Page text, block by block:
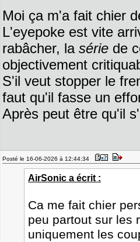
Moi ça m'a fait chier
L'eyepoke est vite
rabâcher, la sériede
objectivement
S'il veut stopper le
faut qu'il fasse un
Après peut être qu'il
Posté le 16-06-2026 à 12:44:34
AirSonic a écrit :
Ca me fait chier
peu partout sur les
uniquement les